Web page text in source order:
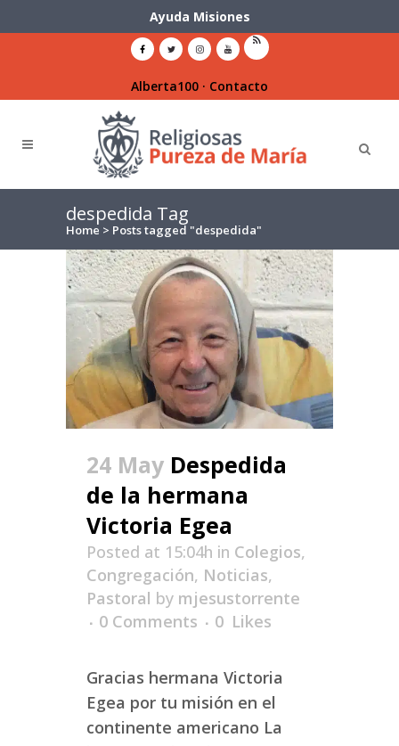
Ayuda Misiones
Alberta100 · Contacto
despedida Tag
Home > Posts tagged "despedida"
24 May Despedida
de la hermana
Victoria Egea
Posted at 15:04h in Colegios,
Congregación, Noticias,
Pastoral by mjesustorrente
0 Comments
0 Likes
Gracias hermana Victoria
Egea por tu misión en el
continente americano La